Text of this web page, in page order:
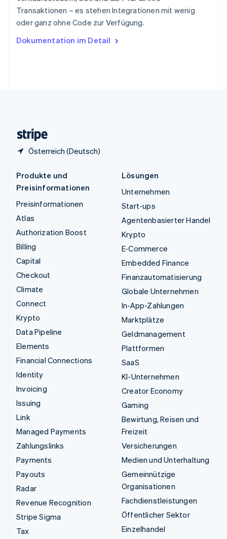
Transaktionen – es stehen Integrationen mit wenig
oder ganz ohne Code zur Verfügung.
Dokumentation im Detail
Österreich (Deutsch)
Tschechische Republik
English
English
Produkte und
Preisinformationen
Preisinformationen
Atlas
Authorization Boost
Billing
Capital
Checkout
Climate
Connect
Krypto
Data Pipeline
Elements
Financial Connections
Identity
Invoicing
Issuing
Link
Managed Payments
Zahlungslinks
Payments
Payouts
Radar
Revenue Recognition
Stripe Sigma
Tax
Lösungen
Unternehmen
Start-ups
Agentenbasierter Handel
Krypto
E-Commerce
Embedded Finance
Finanzautomatisierung
Globale Unternehmen
In-App-Zahlungen
Marktplätze
Geldmanagement
Plattformen
SaaS
KI-Unternehmen
Creator Economy
Gaming
Bewirtung, Reisen und
Freizeit
Versicherungen
Medien und Unterhaltung
Gemeinnützige
Organisationen
Fachdienstleistungen
Öffentlicher Sektor
Einzelhandel